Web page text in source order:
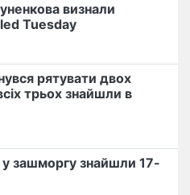
визнали
Tuesday
рятувати двох
трьох знайшли в
у зашморгу знайшли 17-